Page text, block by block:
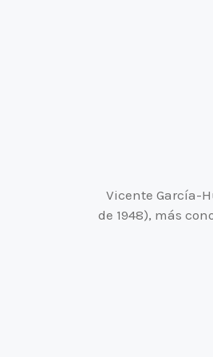
Vicente García-
de 1948), más